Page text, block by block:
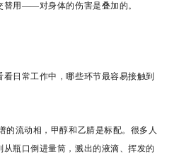
替用——对身体的伤害是叠加的。
日常工作中，哪些环节最容易接触到
的流动相，甲醇和乙腈是标配。很多人
瓶口倒进量筒，溅出的液滴、挥发的